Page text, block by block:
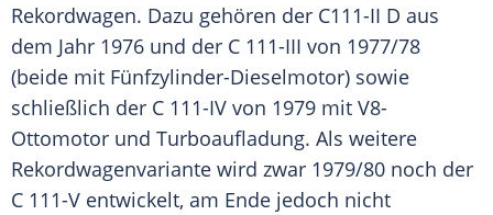
Rekordwagen. Dazu gehören der C111-II D aus
dem Jahr 1976 und der C 111-III von 1977/78
(beide mit Fünfzylinder-Dieselmotor) sowie
schließlich der C 111-IV von 1979 mit V8-
Ottomotor und Turboaufladung. Als weitere
Rekordwagenvariante wird zwar 1979/80 noch der
C 111-V entwickelt, am Ende jedoch nicht